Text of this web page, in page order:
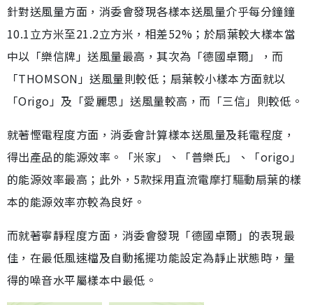
針對送風量方面，消委會發現各樣本送風量介乎每分鐘鐘
10.1立方米至21.2立方米，相差52%；於扇葉較大樣本當
中以「樂信牌」送風量最高，其次為「德國卓爾」，而
「THOMSON」送風量則較低；扇葉較小樣本方面就以
「Origo」及「愛麗思」送風量較高，而「三信」則較低。
就著慳電程度方面，消委會計算樣本送風量及耗電程度，
得出產品的能源效率。「米家」、「普樂氏」、「origo」
的能源效率最高；此外，5款採用直流電摩打驅動扇葉的樣
本的能源效率亦較為良好。
而就著寧靜程度方面，消委會發現「德國卓爾」的表現最
佳，在最低風速檔及自動搖擺功能設定為靜止狀態時，量
得的噪音水平屬樣本中最低。